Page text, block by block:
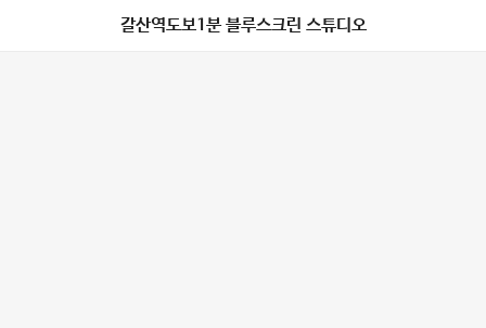
갈산역도보1분 블루스크린 스튜디오